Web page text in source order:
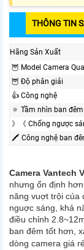
THÔNG TIN
Hãng Sản Xuất
🦉 Model Camera
🦉 Độ phân giải
👍 Công nghệ
🔅 Tầm nhìn ban đêm
》《 Chống ngược
🖍 Công nghệ ban
Camera Vantech
nhưng ổn định
năng vuợt trội của
nguợc sáng, khả
điều chỉnh
ban đêm tốt hơn,
dòng camera giá